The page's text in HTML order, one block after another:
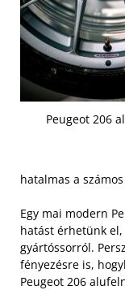
Peugeot 206
hatalmas a
Egy mai modern
hatást érhetünk
gyártóssorról.
fényezésre is,
Peugeot 206